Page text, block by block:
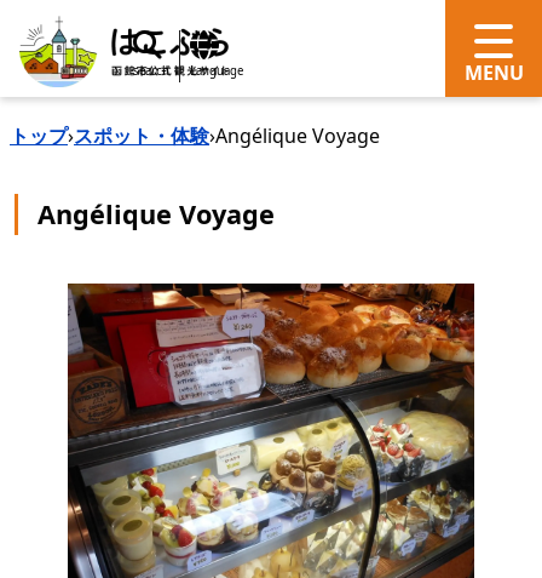
search Language
トップ›スポット・体験›Angélique Voyage
Angélique Voyage